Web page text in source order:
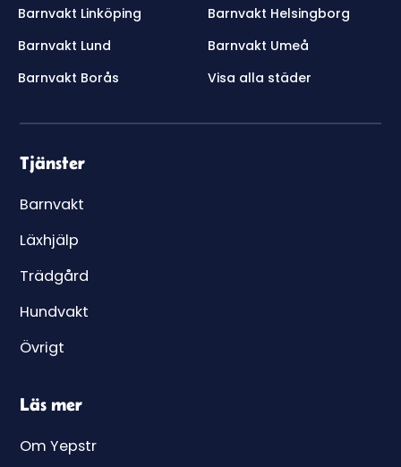
Barnvakt Linköping
Barnvakt Helsingborg
Barnvakt Lund
Barnvakt Umeå
Barnvakt Borås
Visa alla städer
Tjänster
Barnvakt
Läxhjälp
Trädgård
Hundvakt
Övrigt
Läs mer
Om Yepstr